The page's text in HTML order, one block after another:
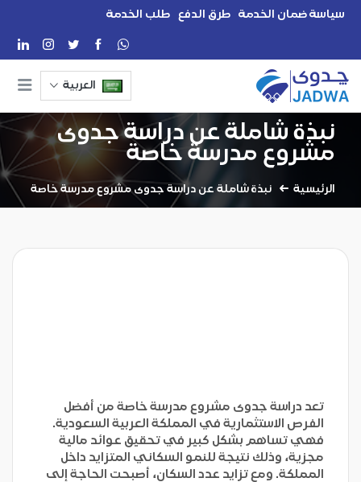
سياسة ضمان الخدمة طرق الدفع طلب الخدمة
العربية
نبذة شاملة عن دراسة جدوى
مشروع مدرسة خاصة
الرئيسية نبذة شاملة عن دراسة جدوى مشروع مدرسة خاصة
تعد دراسة جدوى مشروع مدرسة خاصة من أفضل
الفرص الاستثمارية في المملكة العربية السعودية.
فهي تساهم بشكل كبير في تحقيق عوائد مالية
مجزية، وذلك نتيجة للنمو السكاني المتزايد داخل
المملكة. ومع تزايد عدد السكان، أصبحت الحاجة إلى